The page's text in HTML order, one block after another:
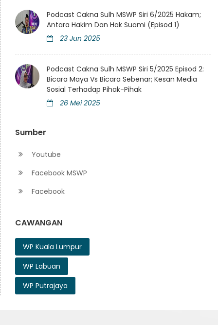
Podcast Cakna Sulh MSWP Siri 6/2025 Hakam;
Antara Hakim Dan Hak Suami (Episod 1)
23 Jun 2025
Podcast Cakna Sulh MSWP Siri 5/2025 Episod 2:
Bicara Maya Vs Bicara Sebenar; Kesan Media
Sosial Terhadap Pihak-Pihak
26 Mei 2025
Sumber
Youtube
Facebook MSWP
Facebook
CAWANGAN
WP Kuala Lumpur
WP Labuan
WP Putrajaya